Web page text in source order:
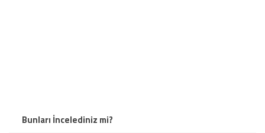
Bunları İncelediniz mi?